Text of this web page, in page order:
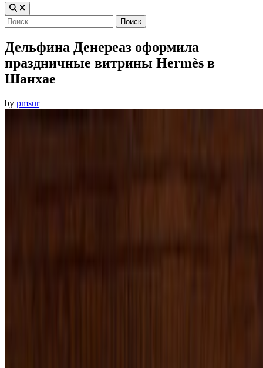
Найти:
Дельфина Денереаз оформила
праздничные витрины Hermès в
Шанхае
by pmsur